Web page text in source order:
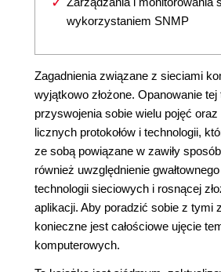
wykorzystaniem SNMP
Zagadnienia związane z sieciami
wyjątkowo złożone. Opanowanie
przyswojenia sobie wielu pojęć
licznych protokołów i technologii,
ze sobą powiązane w zawiły
również uwzględnienie
technologii sieciowych i rosnącej
aplikacji. Aby poradzić sobie z tymi
konieczne jest całościowe ujęcie
komputerowych.